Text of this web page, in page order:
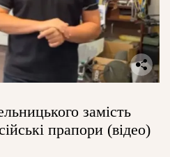
замість
прапори (відео)